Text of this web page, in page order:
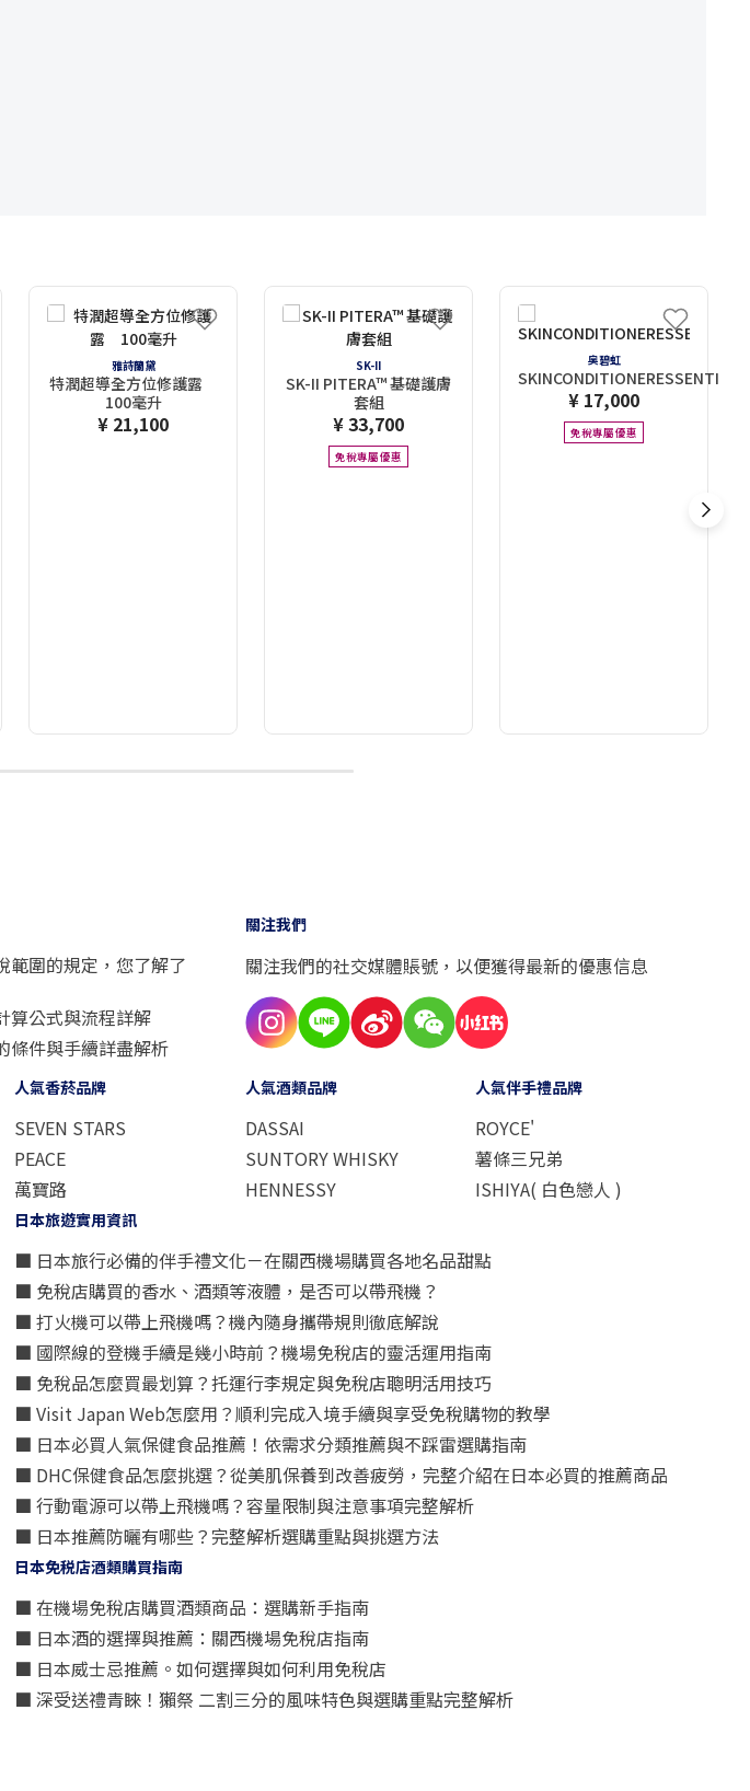
雅詩蘭黛
特潤超導全方位修護露
100毫升
¥ 21,100
SK-II
SK-II PITERA™ 基礎護膚
套組
¥ 33,700
免稅專屬優惠
奥碧虹
¥ 17,000
免稅專屬優惠
6 7 8 9 10
範圍的規定，您了解了
算公式與流程詳解
條件與手續詳盡解析
關注我們
關注我們的社交媒體賬號，以便獲得最新的優惠信息
人氣香菸品牌
SEVEN STARS
PEACE
萬寶路
人氣酒類品牌
DASSAI
SUNTORY WHISKY
HENNESSY
人氣伴手禮品牌
ROYCE'
薯條三兄弟
ISHIYA( 白色戀人 )
日本旅遊實用資訊
■ 日本旅行必備的伴手禮文化－在關西機場購買各地名品甜點
■ 免稅店購買的香水、酒類等液體，是否可以帶飛機？
■ 打火機可以帶上飛機嗎？機內隨身攜帶規則徹底解說
■ 國際線的登機手續是幾小時前？機場免稅店的靈活運用指南
■ 免稅品怎麼買最划算？托運行李規定與免稅店聰明活用技巧
■ Visit Japan Web怎麼用？順利完成入境手續與享受免稅購物的教學
■ 日本必買人氣保健食品推薦！依需求分類推薦與不踩雷選購指南
■ DHC保健食品怎麼挑選？從美肌保養到改善疲勞，完整介紹在日本必買的推薦商品
■ 行動電源可以帶上飛機嗎？容量限制與注意事項完整解析
■ 日本推薦防曬有哪些？完整解析選購重點與挑選方法
日本免税店酒類購買指南
■ 在機場免稅店購買酒類商品：選購新手指南
■ 日本酒的選擇與推薦：關西機場免稅店指南
■ 日本威士忌推薦。如何選擇與如何利用免稅店
■ 深受送禮青睞！獺祭 二割三分的風味特色與選購重點完整解析